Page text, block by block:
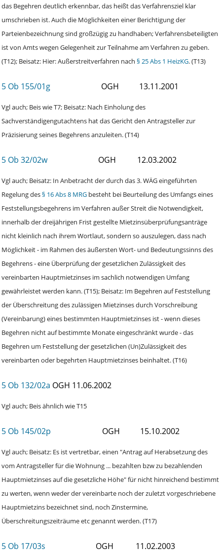
das Begehren deutlich erkennbar, das heißt das Verfahrensziel klar
umschrieben ist. Auch die Möglichkeiten einer Berichtigung der
Parteienbezeichnung sind großzügig zu handhaben; Verfahrensbeteiligten
ist von Amts wegen Gelegenheit zur Teilnahme am Verfahren zu geben.
(T12); Beisatz: Hier: Außerstreitverfahren nach § 25 Abs 1 HeizKG. (T13)
5 Ob 155/01g OGH 13.11.2001
Vgl auch; Beis wie T7; Beisatz: Nach Einholung des
Sachverständigengutachtens hat das Gericht den Antragsteller zur
Präzisierung seines Begehrens anzuleiten. (T14)
5 Ob 32/02w OGH 12.03.2002
Vgl auch; Beisatz: In Anbetracht der durch das 3. WÄG eingeführten
Regelung des§ 16 Abs 8 MRG besteht bei Beurteilung des Umfangs eines
Feststellungsbegehrens im Verfahren außer Streit die Notwendigkeit,
innerhalb der dreijährigen Frist gestellte Mietzinsüberprüfungsanträge
nicht kleinlich nach ihrem Wortlaut, sondern so auszulegen, dass nach
Möglichkeit - im Rahmen des äußersten Wort- und Bedeutungssinns des
Begehrens - eine Überprüfung der gesetzlichen Zulässigkeit des
vereinbarten Hauptmietzinses im sachlich notwendigen Umfang
gewährleistet werden kann. (T15); Beisatz: Im Begehren auf Feststellung
der Überschreitung des zulässigen Mietzinses durch Vorschreibung
(Vereinbarung) eines bestimmten Hauptmietzinses ist - wenn dieses
Begehren nicht auf bestimmte Monate eingeschränkt wurde - das
Begehren um Feststellung der gesetzlichen (Un)Zulässigkeit des
vereinbarten oder begehrten Hauptmietzinses beinhaltet. (T16)
5 Ob 132/02a OGH 11.06.2002
Vgl auch; Beis ähnlich wie T15
5 Ob 145/02p OGH 15.10.2002
Vgl auch; Beisatz: Es ist vertretbar, einen "Antrag auf Herabsetzung des
vom Antragsteller für die Wohnung ... bezahlten bzw zu bezahlenden
Hauptmietzinses auf die gesetzliche Höhe" für nicht hinreichend bestimmt
zu werten, wenn weder der vereinbarte noch der zuletzt vorgeschriebene
Hauptmietzins bezeichnet sind, noch Zinstermine,
Überschreitungszeiträume etc genannt werden. (T17)
5 Ob 17/03s OGH 11.02.2003